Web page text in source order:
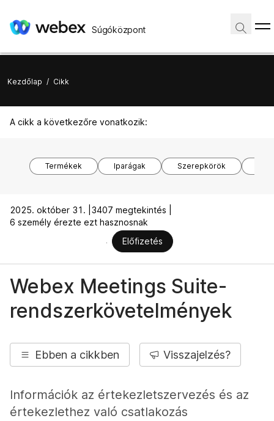
Súgóközpont
Kezdőlap / Cikk
A cikk a következőre vonatkozik:
Termékek Iparágak Szerepkörök
2025. október 31. | 3407 megtekintés |
6 személy érezte ezt hasznosnak
Előfizetés
Webex Meetings Suite-
rendszerkövetelmények
Ebben a cikkben Visszajelzés?
Információk az értekezletszervezés és az
értekezlethez való csatlakozás